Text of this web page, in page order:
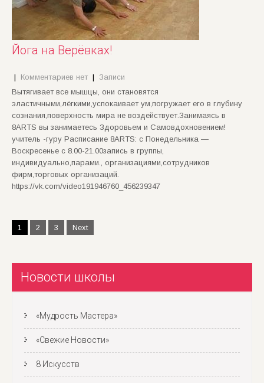
Йога на Верёвках!
| Комментариев нет | Записи
Вытягивает все мышцы, они становятся
эластичными,лёгкими,успокаивает ум,погружает его в глубину
сознания,поверхность мира не воздействует.Занимаясь в
8ARTS вы занимаетесь Здоровьем и Самовдохновением!
учитель -гуру Расписание 8ARTS: с Понедельника —
Воскресенье с 8.00-21.00запись в группы,
индивидуально,парами., организациями,сотрудников
фирм,торговых организаций.
https://vk.com/video191946760_456239347
Пагинация
записей
1 2 3 Next
Новости школы
«Мудрость Мастера»
«Свежие Новости»
8 Искусств